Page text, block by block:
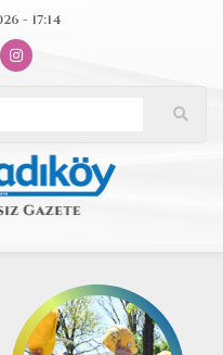
- 17:14